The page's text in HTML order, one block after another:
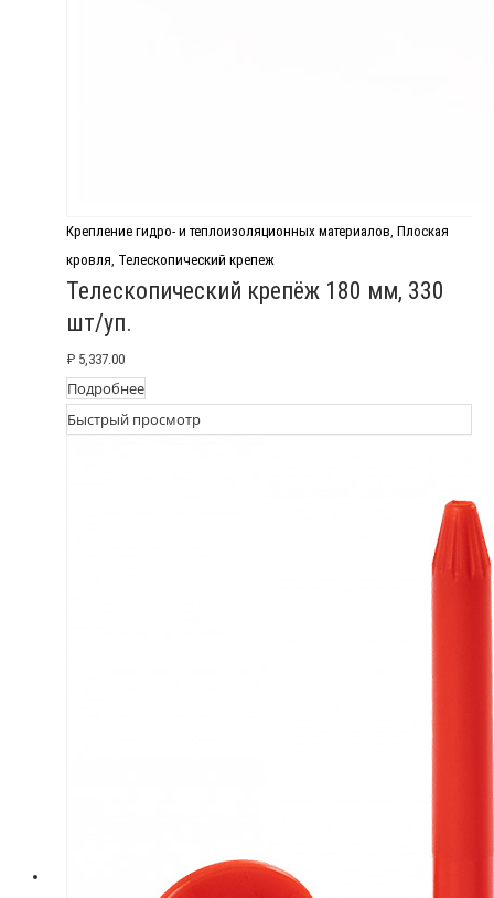
Крепление гидро- и теплоизоляционных материалов Плоская
кровля Телескопический крепеж
Телескопический крепёж 180 мм, 330
шт/уп.
₽ 5,337.00
Подробнее
Быстрый просмотр